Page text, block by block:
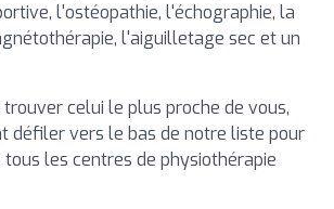
l'ostéopathie, l'échographie, la
l'aiguilletage sec et un
trouver celui le plus proche de vous,
défiler vers le bas de notre liste pour
les centres de physiothérapie